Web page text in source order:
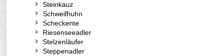
Steinkauz
Schweifhuhn
Scheckente
Riesenseeadler
Stelzenläufer
Steppenadler